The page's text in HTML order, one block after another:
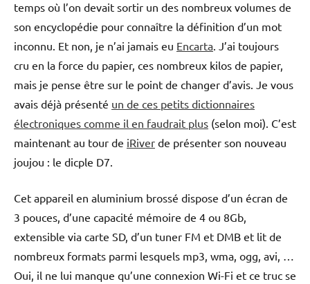
temps où l’on devait sortir un des nombreux volumes de
son encyclopédie pour connaître la définition d’un mot
inconnu. Et non, je n’ai jamais eu Encarta . J’ai toujours
cru en la force du papier, ces nombreux kilos de papier,
mais je pense être sur le point de changer d’avis. Je vous
avais déjà présenté un de ces petits dictionnaires
électroniques comme il en faudrait plus (selon moi). C’est
maintenant au tour de iRiver de présenter son nouveau
joujou : le dicple D7.
Cet appareil en aluminium brossé dispose d’un écran de
3 pouces, d’une capacité mémoire de 4 ou 8Gb,
extensible via carte SD, d’un tuner FM et DMB et lit de
nombreux formats parmi lesquels mp3, wma, ogg, avi, …
Oui, il ne lui manque qu’une connexion Wi-Fi et ce truc se